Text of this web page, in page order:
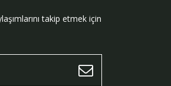
takip etmek için